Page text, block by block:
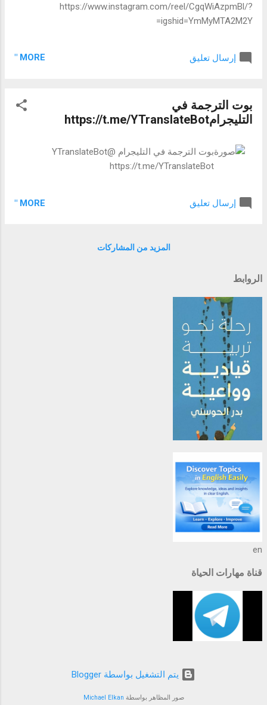
https://www.instagram.com/reel/CgqWiAzpmBl/?
igshid=YmMyMTA2M2Y=
إرسال تعليق MORE "
بوت الترجمة في
التليجرامhttps://t.me/YTranslateBot
بوت الترجمة في التليجرام @YTranslateBot
https://t.me/YTranslateBot
إرسال تعليق MORE "
المزيد من المشاركات
الروابط
en
قناة مهارات الحياة
‏يتم التشغيل بواسطة Blogger
صور المظاهر بواسطة Michael Elkan